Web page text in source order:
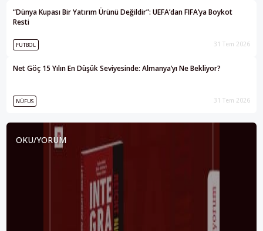
“Dünya Kupası Bir Yatırım Ürünü Değildir”: UEFA’dan FIFA’ya Boykot
Resti
FUTBOL 31 Tem 2026
Net Göç 15 Yılın En Düşük Seviyesinde: Almanya’yı Ne Bekliyor?
NÜFUS 31 Tem 2026
OKU/YORUM